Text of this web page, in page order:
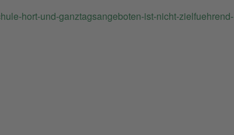
hort-und-ganztagsangeboten-ist-nicht-zielfuehrend-